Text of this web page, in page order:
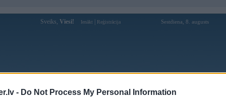
- Do Not Process My Personal Information
Sveiks, Viesi! Ienākt Reģistrācija Sestdiena, 8. augusts
Forums Galerijas Reģistrācija Lietotāji